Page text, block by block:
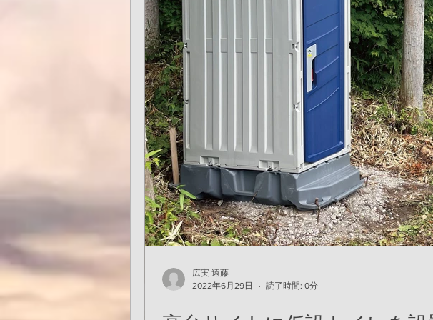
んですね、驚きです。
サビを落とし、タイヤを取り替えネッ
ください。
高台サイトに仮設トイレを設
た。
広実 遠藤
広実 遠藤
2022年6月29日
読了時間: 0分